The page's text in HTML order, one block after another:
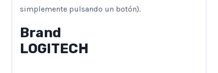
simplemente pulsando un botón).
Brand
LOGITECH